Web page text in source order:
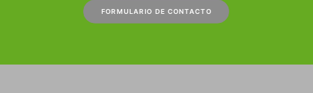
FORMULARIO DE CONTACTO